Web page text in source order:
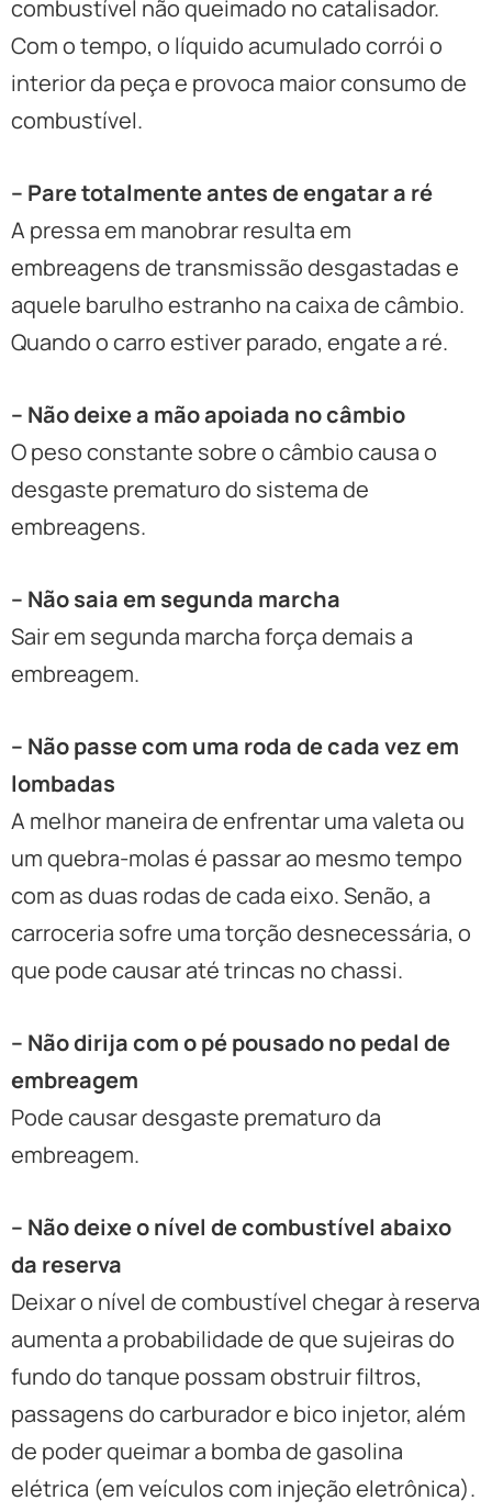
combustível não queimado no catalisador.
Com o tempo, o líquido acumulado corrói o
interior da peça e provoca maior consumo de
combustível.
– Pare totalmente antes de engatar a ré
A pressa em manobrar resulta em
embreagens de transmissão desgastadas e
aquele barulho estranho na caixa de câmbio.
Quando o carro estiver parado, engate a ré.
– Não deixe a mão apoiada no câmbio
O peso constante sobre o câmbio causa o
desgaste prematuro do sistema de
embreagens.
– Não saia em segunda marcha
Sair em segunda marcha força demais a
embreagem.
– Não passe com uma roda de cada vez em
lombadas
A melhor maneira de enfrentar uma valeta ou
um quebra-molas é passar ao mesmo tempo
com as duas rodas de cada eixo. Senão, a
carroceria sofre uma torção desnecessária, o
que pode causar até trincas no chassi.
– Não dirija com o pé pousado no pedal de
embreagem
Pode causar desgaste prematuro da
embreagem.
– Não deixe o nível de combustível abaixo
da reserva
Deixar o nível de combustível chegar à reserva
aumenta a probabilidade de que sujeiras do
fundo do tanque possam obstruir filtros,
passagens do carburador e bico injetor, além
de poder queimar a bomba de gasolina
elétrica (em veículos com injeção eletrônica).